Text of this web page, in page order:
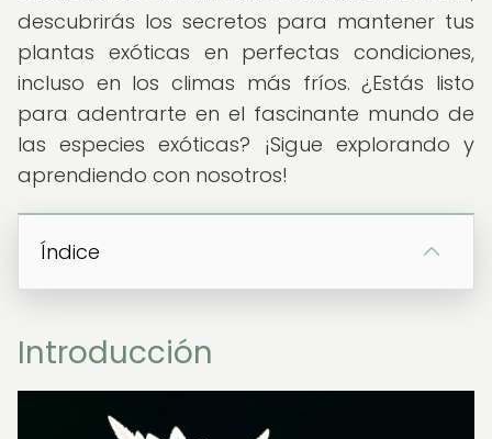
descubrirás los secretos para mantener tus
plantas exóticas en perfectas condiciones,
incluso en los climas más fríos. ¿Estás listo
para adentrarte en el fascinante mundo de
las especies exóticas? ¡Sigue explorando y
aprendiendo con nosotros!
Índice
Introducción